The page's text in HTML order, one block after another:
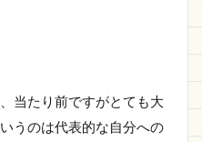
当たり前ですがとても大
うのは代表的な自分への